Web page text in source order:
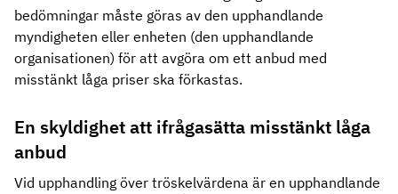
bedömningar måste göras av den upphandlande
myndigheten eller enheten (den upphandlande
organisationen) för att avgöra om ett anbud med
misstänkt låga priser ska förkastas.
En skyldighet att ifrågasätta misstänkt låga
anbud
Vid upphandling över tröskelvärdena är en upphandlande